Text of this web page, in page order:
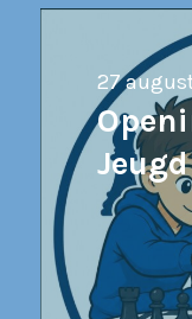
27
Jeugd